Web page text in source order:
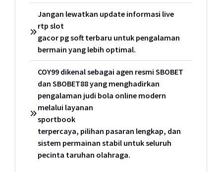
Jangan lewatkan update informasi live
rtp slot
gacor pg soft terbaru untuk pengalaman
bermain yang lebih optimal.
COY99 dikenal sebagai agen resmi SBOBET
dan SBOBET88 yang menghadirkan
pengalaman judi bola online modern
melalui layanan
sportbook
terpercaya, pilihan pasaran lengkap, dan
sistem permainan stabil untuk seluruh
pecinta taruhan olahraga.